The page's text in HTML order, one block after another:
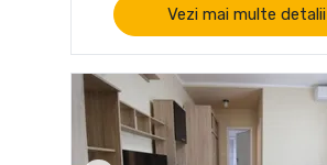
Vezi mai multe detalii